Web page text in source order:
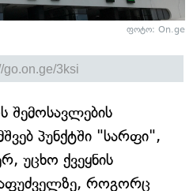
ფოტო: On.ge
შემოსავლების
პუნქტში "სარფი",
უცხო ქვეყნის
როგორც